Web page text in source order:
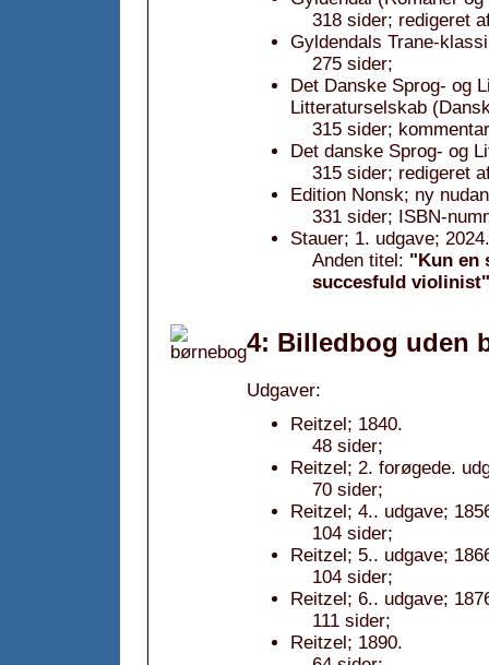
318 sider; redigeret
Gyldendals Trane-
275 sider;
Det Danske Sprog- og
Litteraturselskab
315 sider;
Det danske Sprog- og
315 sider; redigeret
Edition Nonsk; ny
331 sider; ISBN-
Stauer; 1. udgave; 2024.
Anden titel: "Kun en
succesfuld violinist"
4: Billedbog uden
Udgaver:
Reitzel; 1840.
48 sider;
Reitzel; 2. forøgede.
70 sider;
Reitzel; 4.. udgave;
104 sider;
Reitzel; 5.. udgave;
104 sider;
Reitzel; 6.. udgave;
111 sider;
Reitzel; 1890.